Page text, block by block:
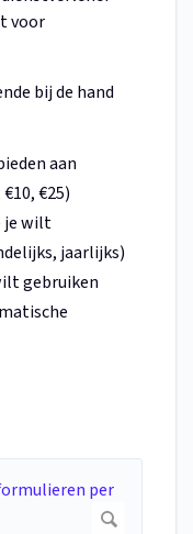
voor
bij de hand
aan
€25)
je wilt
jaarlijks)
gebruiken